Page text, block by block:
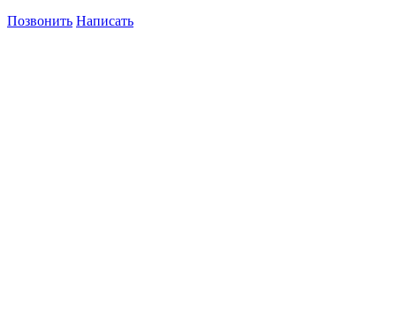
Позвонить Написать